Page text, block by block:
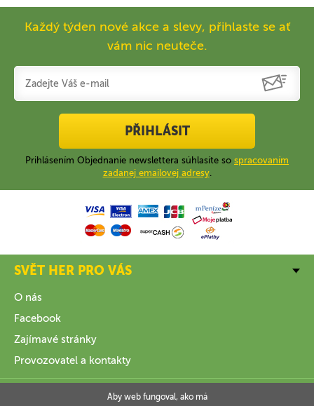
Každý týden nové akce a slevy, přihlaste se ať
vám nic neuteče.
PŘIHLÁSIT
Prihlásením Objednanie newslettera súhlasíte so spracovaním
zadanej emailovej adresy.
SVĚT HER PRO VÁS
O nás
Facebook
Zajímavé stránky
Provozovatel a kontakty
Aby web fungoval, ako má